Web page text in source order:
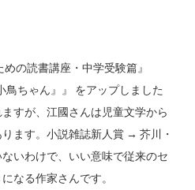
の読書講座・中学受験篇』
鳥ちゃん』』 をアップしました
すが、江國さんは児童文学から
ます。小説雑誌新人賞 → 芥川・
いわけで、いい意味で従来のセ
なる作家さんです。